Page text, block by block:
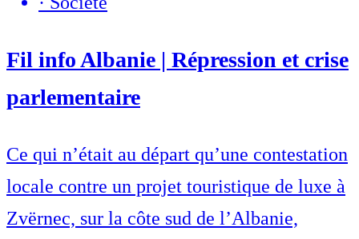
Fil info Albanie | Répression et crise
parlementaire
Ce qui n’était au départ qu’une contestation
locale contre un projet touristique de luxe à
Zvërnec, sur la côte sud de l’Albanie,